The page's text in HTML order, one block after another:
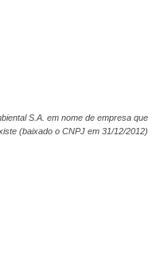
S.A. em nome de empresa que
(baixado o CNPJ em 31/12/2012)